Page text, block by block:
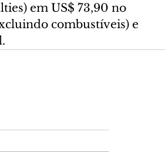
em US$ 73,90 no
combustíveis) e